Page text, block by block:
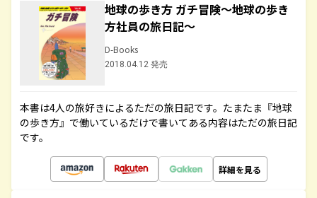
地球の歩き方 ガチ冒険～地球の歩き
方社員の旅日記～
D-Books
2018.04.12 発売
本書は4人の旅好きによるただの旅日記です。たまたま『地球
の歩き方』で働いているだけで書いてある内容はただの旅日記
です。
詳細を見る